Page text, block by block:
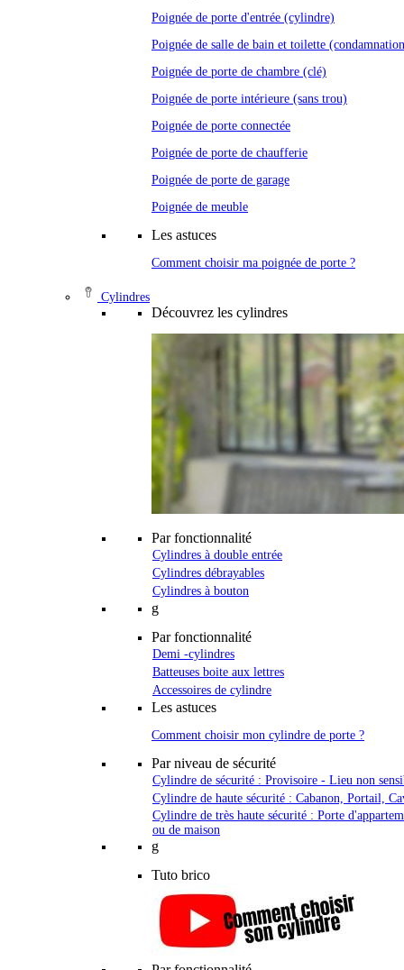
Poignée de porte d'entrée (cylindre)
Poignée de salle de bain et toilette
Poignée de porte de chambre (clé)
Poignée de porte intérieure (sans trou)
Poignée de porte connectée
Poignée de porte de chaufferie
Poignée de porte de garage
Poignée de meuble
Les astuces
Comment choisir ma poignée de porte ?
Cylindres
Découvrez les cylindres
Par fonctionnalité
Cylindres à double entrée
Cylindres débrayables
Cylindres à bouton
g
Par fonctionnalité
Demi -cylindres
Batteuses boite aux lettres
Accessoires de cylindre
Les astuces
Comment choisir mon cylindre de porte ?
Par niveau de sécurité
Cylindre de sécurité : Provisoire - Lieu non
Cylindre de haute sécurité : Cabanon, Portail,
Cylindre de très haute sécurité : Porte
ou de maison
g
Tuto brico